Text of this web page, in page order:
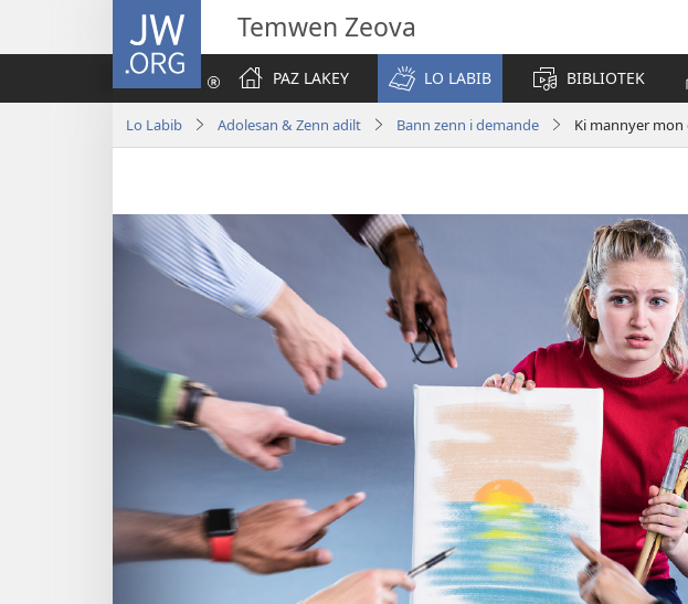
JW.ORG Temwen Zeova
PAZ LAKEY
LO LABIB BIBLIOTEK
Lo Labib Adolesan & Zenn adilt Bann zenn i demande Ki mannyer